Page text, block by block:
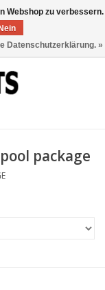
package
Webshop zu verbessern.
Nein
Datenschutzerklärung. »